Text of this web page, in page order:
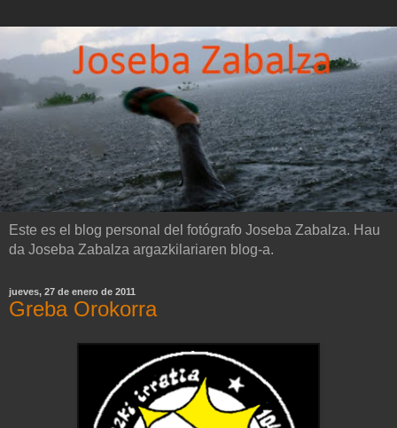
Este es el blog personal del fotógrafo Joseba Zabalza. Hau
da Joseba Zabalza argazkilariaren blog-a.
jueves, 27 de enero de 2011
Greba Orokorra